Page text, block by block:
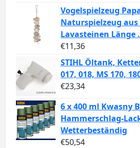
Vogelspielzeug
Naturspielzeug aus
Lavasteinen Länge
€11,36
STIHL Öltank,
017, 018, MS 170,
€23,34
6 x 400 ml Kwasny
Hammerschlag-
Wetterbeständig
€50,54